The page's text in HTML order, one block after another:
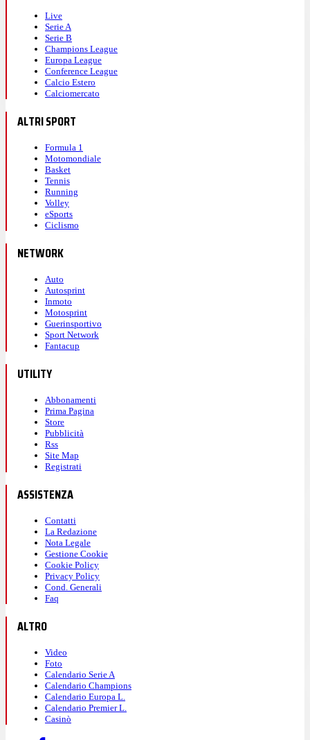
Live
Serie A
Serie B
Champions League
Europa League
Conference League
Calcio Estero
Calciomercato
ALTRI SPORT
Formula 1
Motomondiale
Basket
Tennis
Running
Volley
eSports
Ciclismo
NETWORK
Auto
Autosprint
Inmoto
Motosprint
Guerinsportivo
Sport Network
Fantacup
UTILITY
Abbonamenti
Prima Pagina
Store
Pubblicità
Rss
Site Map
Registrati
ASSISTENZA
Contatti
La Redazione
Nota Legale
Gestione Cookie
Cookie Policy
Privacy Policy
Cond. Generali
Faq
ALTRO
Video
Foto
Calendario Serie A
Calendario Champions
Calendario Europa L.
Calendario Premier L.
Casinò